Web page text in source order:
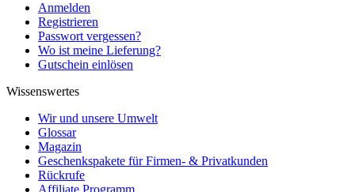
Anmelden
Registrieren
Passwort vergessen?
Wo ist meine Lieferung?
Gutschein einlösen
Wissenswertes
Wir und unsere Umwelt
Glossar
Magazin
Geschenkspakete für Firmen- & Privatkunden
Rückrufe